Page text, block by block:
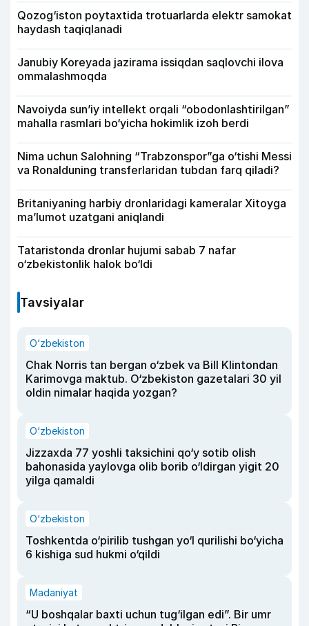
Qozog‘iston poytaxtida trotuarlarda elektr samokat
haydash taqiqlanadi
Janubiy Koreyada jazirama issiqdan saqlovchi ilova
ommalashmoqda
Navoiyda sun’iy intellekt orqali “obodonlashtirilgan”
mahalla rasmlari bo‘yicha hokimlik izoh berdi
Nima uchun Salohning “Trabzonspor”ga o‘tishi Messi
va Ronalduning transferlaridan tubdan farq qiladi?
Britaniyaning harbiy dronlaridagi kameralar Xitoyga
ma’lumot uzatgani aniqlandi
Tataristonda dronlar hujumi sabab 7 nafar
o‘zbekistonlik halok bo‘ldi
Tavsiyalar
O‘zbekiston
Chak Norris tan bergan o‘zbek va Bill Klintondan
Karimovga maktub. O‘zbekiston gazetalari 30 yil
oldin nimalar haqida yozgan?
O‘zbekiston
Jizzaxda 77 yoshli taksichini qo‘y sotib olish
bahonasida yaylovga olib borib o‘ldirgan yigit 20
yilga qamaldi
O‘zbekiston
Toshkentda o‘pirilib tushgan yo‘l qurilishi bo‘yicha
6 kishiga sud hukmi o‘qildi
Madaniyat
“U boshqalar baxti uchun tug‘ilgan edi”. Bir umr